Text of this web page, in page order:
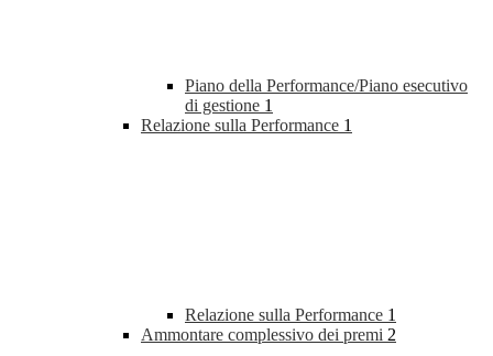
Piano della Performance/Piano esecutivo
di gestione 1
Relazione sulla Performance 1
Relazione sulla Performance 1
Ammontare complessivo dei premi 2